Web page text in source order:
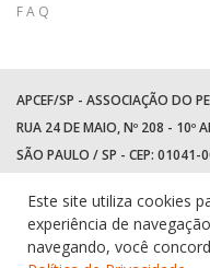
F A Q
APCEF/SP - ASSOCIAÇÃO DO
RUA 24 DE MAIO, Nº 208 - 10º
SÃO PAULO / SP - CEP: 01041-
WhatsApp: (11) 94597-5758
Este site utiliza cookies
experiência de
navegando, você